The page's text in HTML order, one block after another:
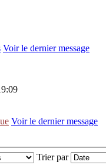
Voir le dernier message
Voir le dernier message
Trier par